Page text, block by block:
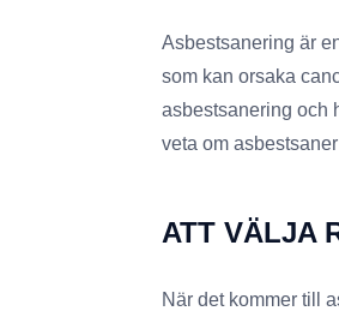
Asbestsanering är
som kan orsaka
asbestsanering och
veta om
ATT VÄLJA
När det kommer till